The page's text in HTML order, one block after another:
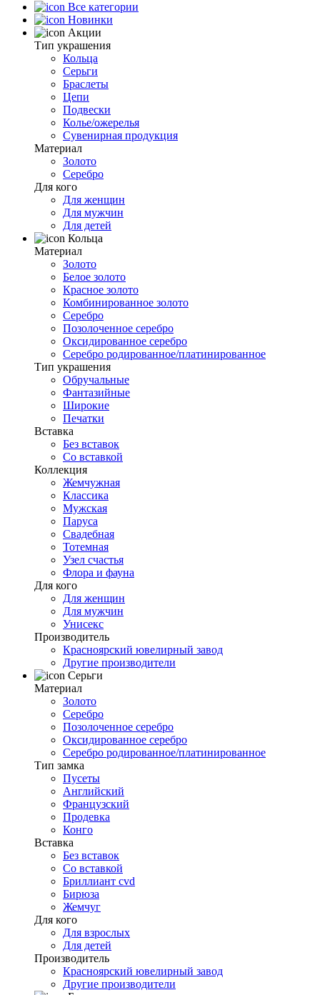
Все категории
Новинки
Акции
Тип украшения
Кольца
Серьги
Браслеты
Цепи
Подвески
Колье/ожерелья
Сувенирная продукция
Материал
Золото
Серебро
Для кого
Для женщин
Для мужчин
Для детей
Кольца
Материал
Золото
Белое золото
Красное золото
Комбинированное золото
Серебро
Позолоченное серебро
Оксидированное серебро
Серебро родированное/платинированное
Тип украшения
Обручальные
Фантазийные
Широкие
Печатки
Вставка
Без вставок
Со вставкой
Коллекция
Жемчужная
Классика
Мужская
Паруса
Свадебная
Тотемная
Узел счастья
Флора и фауна
Для кого
Для женщин
Для мужчин
Унисекс
Производитель
Красноярский ювелирный завод
Другие производители
Серьги
Материал
Золото
Серебро
Позолоченное серебро
Оксидированное серебро
Серебро родированное/платинированное
Тип замка
Пусеты
Английский
Французский
Продевка
Конго
Вставка
Без вставок
Со вставкой
Бриллиант cvd
Бирюза
Жемчуг
Для кого
Для взрослых
Для детей
Производитель
Красноярский ювелирный завод
Другие производители